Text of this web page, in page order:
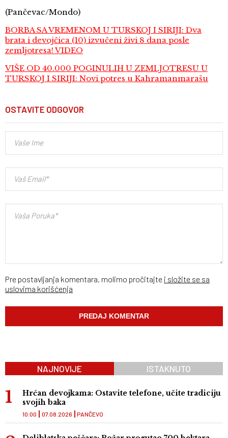
(Pančevac/Mondo)
BORBA SA VREMENOM U TURSKOJ I SIRIJI: Dva
brata i devojčica (10) izvučeni živi 8 dana posle
zemljotresa! VIDEO
VIŠE OD 40.000 POGINULIH U ZEMLJOTRESU U
TURSKOJ I SIRIJI: Novi potres u Kahramanmarašu
OSTAVITE ODGOVOR
Pre postavljanja komentara, molimo pročitajte i složite se sa
uslovima korišćenja
NAJNOVIJE ISTAKNUTO
Hrćan devojkama: Ostavite telefone, učite tradiciju
svojih baka
PANČEVO
10:00 07.08.2026